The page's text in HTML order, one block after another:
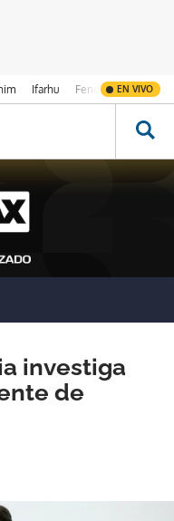
Ifarhu Fenómeno de El
EN VIVO
investiga
de